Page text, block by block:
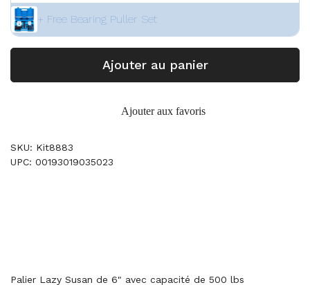
+ Free Bearing Puller Set
Ajouter au panier
Ajouter aux favoris
SKU: Kit8883
UPC: 00193019035023
Palier Lazy Susan de 6" avec capacité de 500 lbs